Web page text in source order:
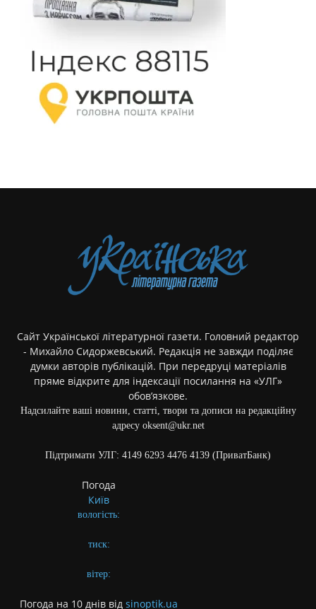
Сайт Української літературної газети. Головний редактор
- Михайло Сидоржевський. Редакція не завжди поділяє
думки авторів публікацій. При передруці матеріалів
пряме відкрите для індексації посилання на «УЛГ»
обов’язкове.
Надсилайте ваші новини, статті, твори та дописи на редакційну
адресу oksent@ukr.net
Підтримати УЛГ: 4149 6293 4476 4139 (ПриватБанк)
Погода
Київ
вологість:
тиск:
вітер:
Погода на 10 днів від sinoptik.ua